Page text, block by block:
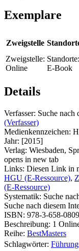
Exemplare
Zweigstelle
Zweigstelle:
Online
Standorte:
E-Book
Details
Verfasser: Suche nach
(Verfasser)
Medienkennzeichen:
Jahr: [2015]
Verlag: Wiesbaden,
opens in new tab
Links: Diesen Link in
HGU (E-Ressource),
(E-Ressource)
Systematik: Suche
Suche nach diesem
ISBN: 978-3-658-
Beschreibung: 1
Reihe: BestMasters
Schlagwörter: